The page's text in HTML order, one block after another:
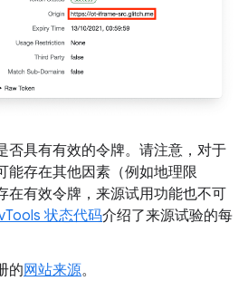
否具有有效的令牌。请注意，对于
能存在其他因素（例如地理限
在有效令牌，来源试用功能也不可
状态代码介绍了来源试验的每
的网站来源。